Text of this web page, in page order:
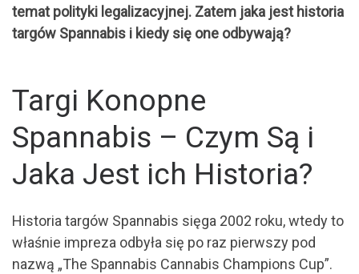
temat polityki legalizacyjnej. Zatem jaka jest historia
targów Spannabis i kiedy się one odbywają?
Targi Konopne
Spannabis – Czym Są i
Jaka Jest ich Historia?
Historia targów Spannabis sięga 2002 roku, wtedy to
właśnie impreza odbyła się po raz pierwszy pod
nazwą „The Spannabis Cannabis Champions Cup”.